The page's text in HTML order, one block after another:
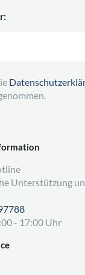
Unterstützung
- 17:00 Uhr